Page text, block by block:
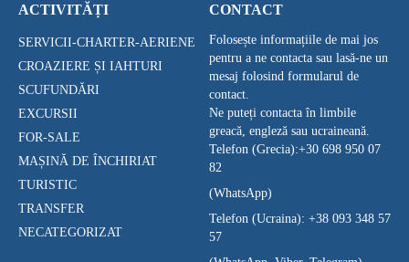
ACTIVITĂȚI
SERVICII-CHARTER-AERIENE
CROAZIERE ȘI IAHTURI
SCUFUNDĂRI
EXCURSII
FOR-SALE
MAȘINĂ DE ÎNCHIRIAT
TURISTIC
TRANSFER
NECATEGORIZAT
CONTACT
Folosește informațiile de mai jos
pentru a ne contacta sau lasă-ne un
mesaj folosind formularul de
contact.
Ne puteți contacta în limbile
greacă, engleză sau ucraineană.
Telefon (Grecia):+30 698 950 07
82
(WhatsApp)
Telefon (Ucraina): +38 093 348 57
57